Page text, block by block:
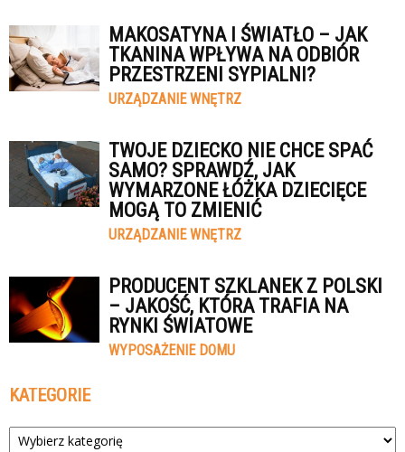
MAKOSATYNA I ŚWIATŁO – JAK
TKANINA WPŁYWA NA ODBIÓR
PRZESTRZENI SYPIALNI?
URZĄDZANIE WNĘTRZ
TWOJE DZIECKO NIE CHCE SPAĆ
SAMO? SPRAWDŹ, JAK
WYMARZONE ŁÓŻKA DZIECIĘCE
MOGĄ TO ZMIENIĆ
URZĄDZANIE WNĘTRZ
PRODUCENT SZKLANEK Z POLSKI
– JAKOŚĆ, KTÓRA TRAFIA NA
RYNKI ŚWIATOWE
WYPOSAŻENIE DOMU
KATEGORIE
Kategorie